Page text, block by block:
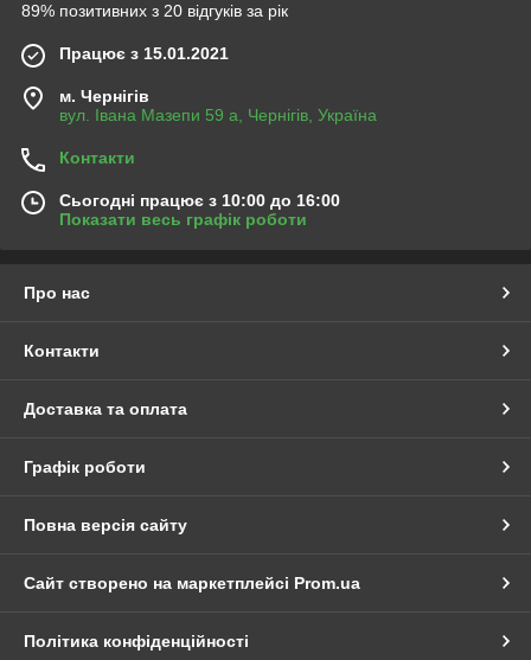
89% позитивних з 20 відгуків за рік
Працює з 15.01.2021
м. Чернігів
вул. Івана Мазепи 59 а, Чернігів, Україна
Контакти
Сьогодні працює з 10:00 до 16:00
Показати весь графік роботи
Про нас
Контакти
Доставка та оплата
Графік роботи
Повна версія сайту
Сайт створено на маркетплейсі Prom.ua
Політика конфіденційності